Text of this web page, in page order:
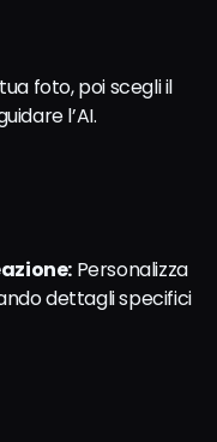
Personalizza
dettagli specifici